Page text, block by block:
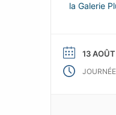
la Galerie
enjouées et
lesquelles
de ses
13 AOÛT